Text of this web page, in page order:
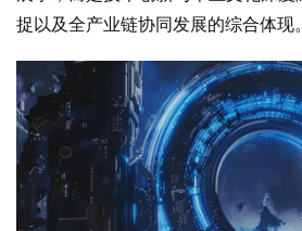
捉以及全产业链协同发展的综合体现。